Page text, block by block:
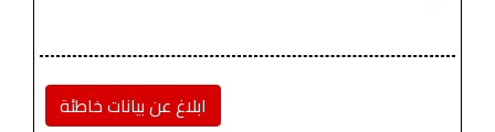
ابلاغ عن بيانات خاطئة